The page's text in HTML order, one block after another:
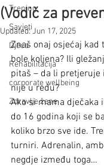
Trening
Savjeti
Djeca
Rehabilitacija
corporate wellbeing
Zdravlje žene
(Vodič za
Updated:Jun 17, 2025
Znaš onaj osjećaj kad
bole koljena? Ili
pitaš – da li pretjeruje
nije u redu?
Ako si mama dječaka
do 16 godina koji se
koliko brzo sve ide.
turniri. Adrenalin,
negdje između toga…